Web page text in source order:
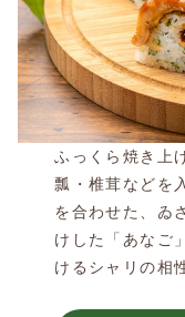
ふっくら焼き上
瓢・椎茸などを
を合わせた、ゐ
けした「あなご
けるシャリの相